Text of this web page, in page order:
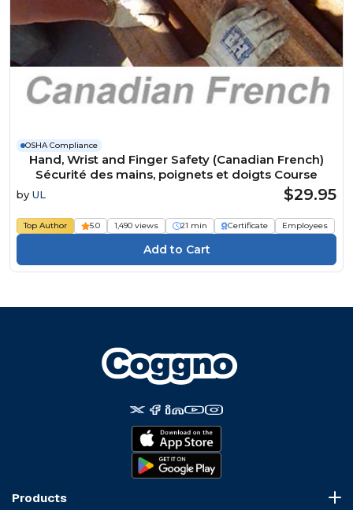
OSHA Compliance
Hand, Wrist and Finger Safety (Canadian French)
Sécurité des mains, poignets et doigts Course
by UL $29.95
Top Author 5.0 1,490 views 21 min Certificate Employees
Products